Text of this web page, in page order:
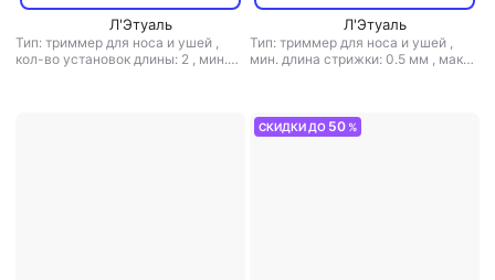
Л'Этуаль
Тип: триммер для носа и ушей ,
кол-во установок длины: 2 , мин.
Л'Этуаль
Тип: триммер для носа и ушей ,
мин. длина стрижки: 0.5 мм , макс.
СКИДКИ ДО 50 %